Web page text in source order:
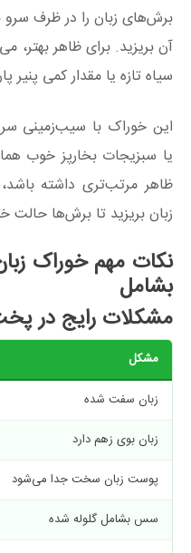
برش‌های زبان را در ظرف
آن بریزید. برای ظاهر بهتر،
سیاه تازه یا مقدار کمی پنیر
این خوراک با سیب‌زمینی
یا سبزیجات بخارپز خوب
ظاهر مرتب‌تری داشته
زبان بریزید تا برش‌ها حالت
نکات مهم خوراک
بشامل
مشکلات رایج در
مشکل
زبان سفت شده
زبان بوی زهم دارد
پوست زبان سخت جدا می‌شود
سس بشامل گلوله شده